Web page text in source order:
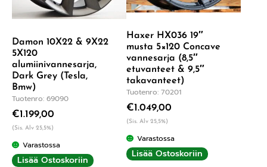
Damon 10X22 & 9X22
5X120
alumiinivannesarja,
Dark Grey (Tesla,
Bmw)
Tuotenro: 69090
€1.199,00
(Sis. Alv 25,5%)
Varastossa
Lisää Ostoskoriin
Haxer HX036 19″
musta 5×120 Concave
vannesarja (8,5″
etuvanteet & 9,5″
takavanteet)
Tuotenro: 70201
€1.049,00
(Sis. Alv 25,5%)
Varastossa
Lisää Ostoskoriin